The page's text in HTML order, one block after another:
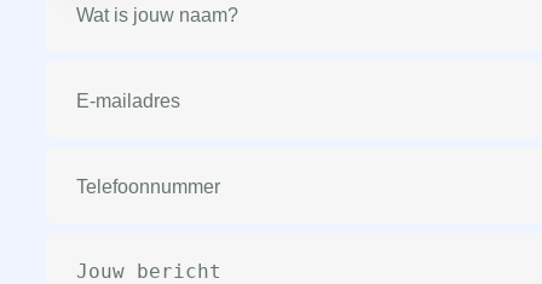
mailadres(Vereist)